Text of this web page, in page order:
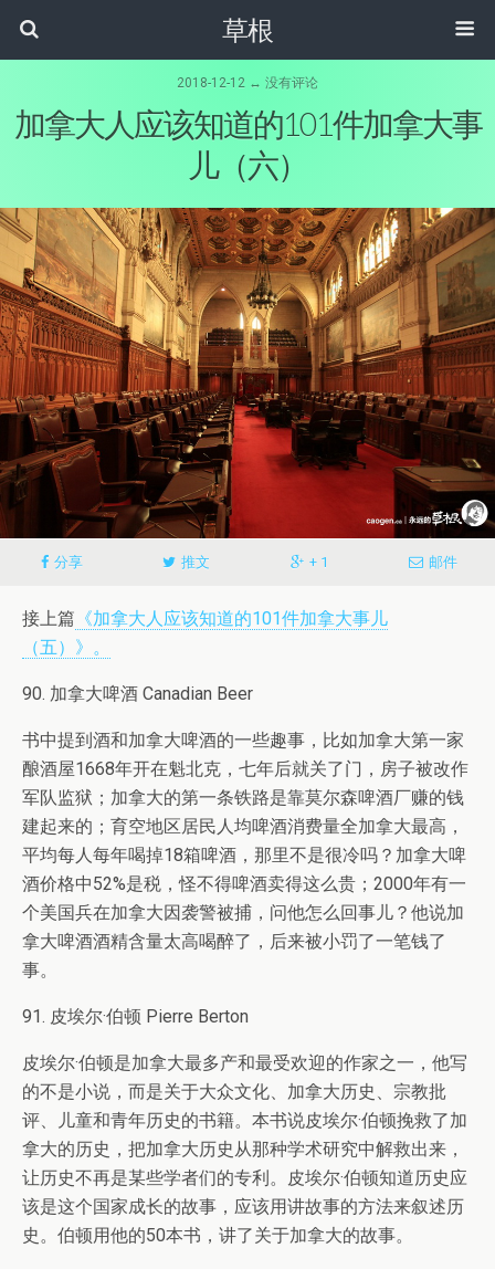
草根
2018-12-12 ↔ 没有评论
加拿大人应该知道的101件加拿大事
儿（六）
分享 推文 + 1 邮件
接上篇 《加拿大人应该知道的101件加拿大事儿
（五）》。
90. 加拿大啤酒 Canadian Beer
书中提到酒和加拿大啤酒的一些趣事，比如加拿大第一家
酿酒屋1668年开在魁北克，七年后就关了门，房子被改作
军队监狱；加拿大的第一条铁路是靠莫尔森啤酒厂赚的钱
建起来的；育空地区居民人均啤酒消费量全加拿大最高，
平均每人每年喝掉18箱啤酒，那里不是很冷吗？加拿大啤
酒价格中52%是税，怪不得啤酒卖得这么贵；2000年有一
个美国兵在加拿大因袭警被捕，问他怎么回事儿？他说加
拿大啤酒酒精含量太高喝醉了，后来被小罚了一笔钱了
事。
91. 皮埃尔·伯顿 Pierre Berton
皮埃尔·伯顿是加拿大最多产和最受欢迎的作家之一，他写
的不是小说，而是关于大众文化、加拿大历史、宗教批
评、儿童和青年历史的书籍。本书说皮埃尔·伯顿挽救了加
拿大的历史，把加拿大历史从那种学术研究中解救出来，
让历史不再是某些学者们的专利。皮埃尔·伯顿知道历史应
该是这个国家成长的故事，应该用讲故事的方法来叙述历
史。伯顿用他的50本书，讲了关于加拿大的故事。